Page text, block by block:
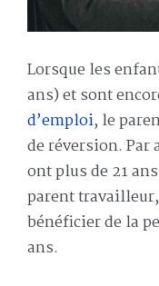
Lorsque les
ans) et sont
d’emploi, le
de réversion.
ont plus de 21
parent
bénéficier de la
ans.